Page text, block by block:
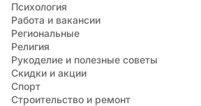
Психология
Работа и вакансии
Региональные
Религия
Рукоделие и полезные советы
Скидки и акции
Спорт
Строительство и ремонт